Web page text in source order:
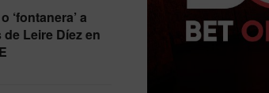
‘fontanera’ a
Leire Díez en